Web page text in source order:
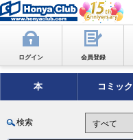
ログイン 会員登録
本 コミック
検索